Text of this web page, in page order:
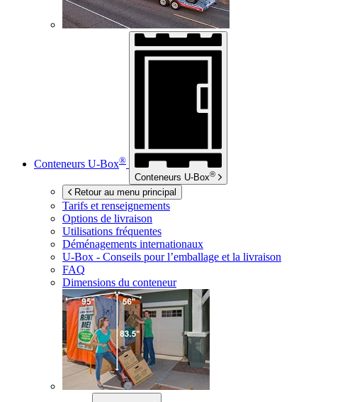
Conteneurs U-Box®
Conteneurs U-Box®
Retour au menu principal
Tarifs et renseignements
Options de livraison
Utilisations fréquentes
Déménagements internationaux
U-Box - Conseils pour l’emballage et la livraison
FAQ
Dimensions du conteneur